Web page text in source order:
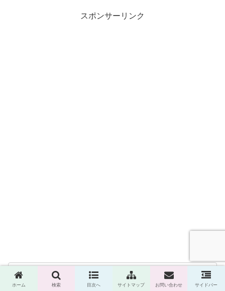
スポンサーリンク
ホーム 検索 目次へ サイトマップ お問い合わせ サイドバー